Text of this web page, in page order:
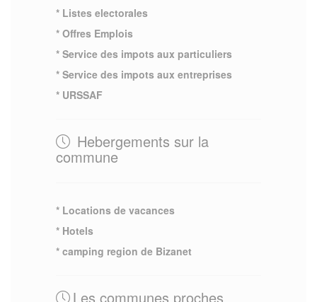
* Listes electorales
* Offres Emplois
* Service des impots aux particuliers
* Service des impots aux entreprises
* URSSAF
Hebergements sur la
commune
* Locations de vacances
* Hotels
* camping region de Bizanet
Les communes proches